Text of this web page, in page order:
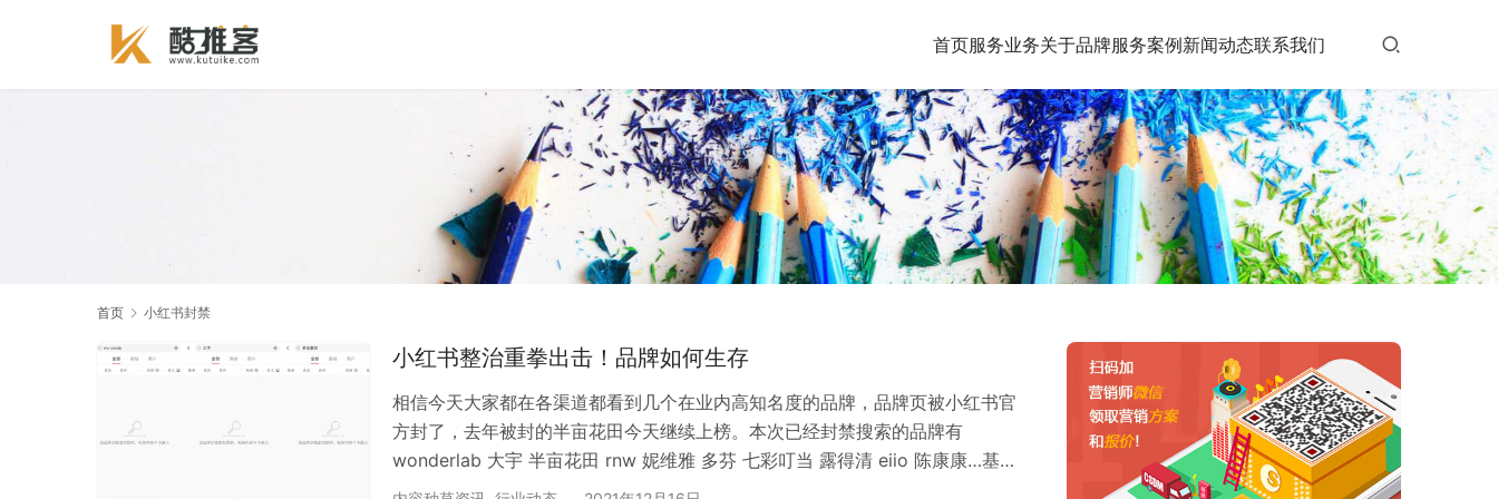
首页服务业务关于品牌服务案例新闻动态联系我们
首页 小红书封禁
小红书整治重拳出击！品牌如何生存
相信今天大家都在各渠道都看到几个在业内高知名度的品牌，品牌页被小红书官
方封了，去年被封的半亩花田今天继续上榜。本次已经封禁搜索的品牌有
wonderlab 大宇 半亩花田 rnw 妮维雅 多芬 七彩叮当 露得清 eiio 陈康康…基本
是在小红书类目中的KA品牌，有点杀鸡儆猴那味了。 这些品牌都做了啥被封，